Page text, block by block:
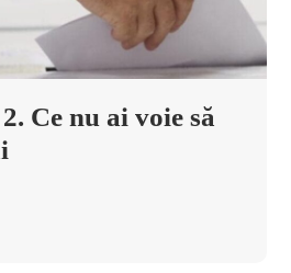
Ce nu ai voie să